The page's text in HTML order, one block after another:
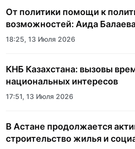
От политики помощи к
возможностей: Аида
государства к социальной
18:25, 13 Июля 2026
КНБ Казахстана: вызовы
национальных интересов
17:51, 13 Июля 2026
В Астане продолжается
строительство жилья и